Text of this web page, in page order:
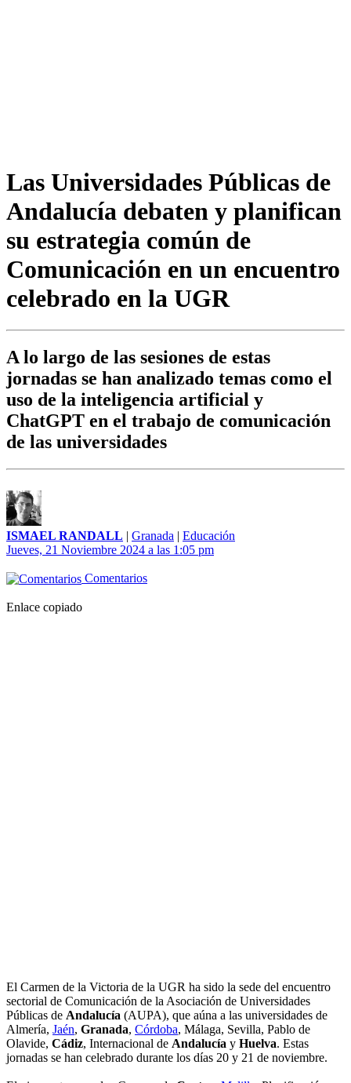
Las Universidades Públicas de
Andalucía debaten y planifican
su estrategia común de
Comunicación en un encuentro
celebrado en la UGR
A lo largo de las sesiones de estas
jornadas se han analizado temas como el
uso de la inteligencia artificial y
ChatGPT en el trabajo de comunicación
de las universidades
ISMAEL RANDALL | Granada | Educación
Jueves, 21 Noviembre 2024 a las 1:05 pm
Comentarios
Enlace copiado
El Carmen de la Victoria de la UGR ha sido la sede del encuentro
sectorial de Comunicación de la Asociación de Universidades
Públicas de Andalucía (AUPA), que aúna a las universidades de
Almería, Jaén, Granada, Córdoba, Málaga, Sevilla, Pablo de
Olavide, Cádiz, Internacional de Andalucía y Huelva. Estas
jornadas se han celebrado durante los días 20 y 21 de noviembre.